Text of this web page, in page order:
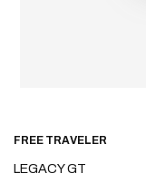
FREE TRAVELER
LEGACY GT